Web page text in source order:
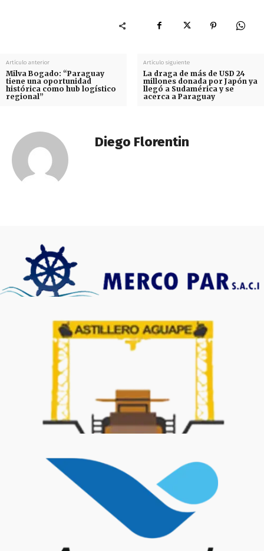
Artículo anterior
Milva Bogado: “Paraguay
tiene una oportunidad
histórica como hub logístico
regional”
Artículo siguiente
La draga de más de USD 24
millones donada por Japón ya
llegó a Sudamérica y se
acerca a Paraguay
Diego Florentin